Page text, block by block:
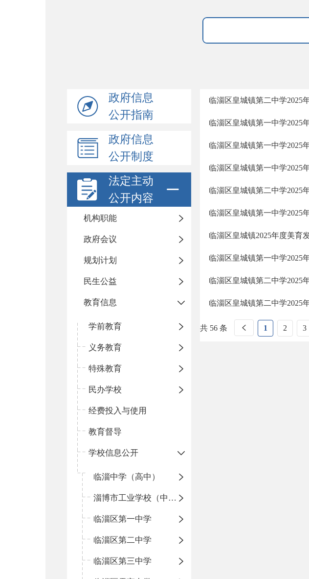
政府信息
公开指南
政府信息
公开制度
法定主动
公开内容
机构职能
政府会议
规划计划
民生公益
教育信息
学前教育
义务教育
特殊教育
民办学校
经费投入与使用
教育督导
学校信息公开
临淄中学（高中）
淄博市工业学校（中职学校）
临淄区第一中学
临淄区第二中学
临淄区第三中学
临淄区皇城镇第二中学2025
临淄区皇城镇第一中学2025
临淄区皇城镇第一中学2025
临淄区皇城镇第一中学2025
临淄区皇城镇第二中学2025
临淄区皇城镇第一中学2025
临淄区皇城镇2025年度美育
临淄区皇城镇第一中学2025
临淄区皇城镇第二中学2025
临淄区皇城镇第二中学2025
共 56 条 1 2 3